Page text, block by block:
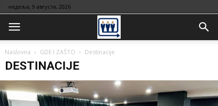
недеља, 9 августа, 2026
Naslovna GDE I ZAŠTO Destinacije
DESTINACIJE